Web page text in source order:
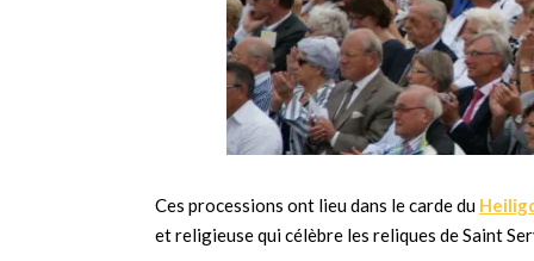
Ces processions ont lieu dans le carde du
et religieuse qui célèbre les reliques de Saint